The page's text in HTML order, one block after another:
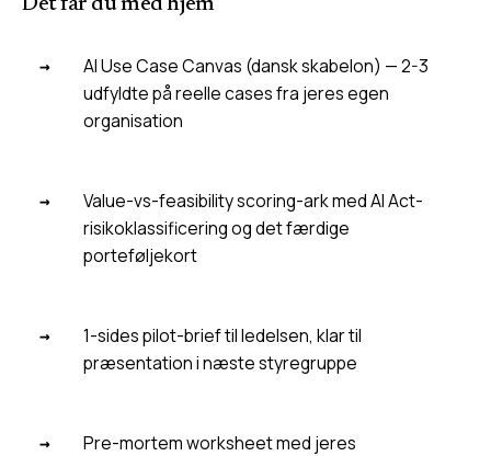
AI Use Case Canvas (dansk skabelon) — 2-3
udfyldte på reelle cases fra jeres egen
organisation
Value-vs-feasibility scoring-ark med AI Act-
risikoklassificering og det færdige
porteføljekort
1-sides pilot-brief til ledelsen, klar til
præsentation i næste styregruppe
Pre-mortem worksheet med jeres